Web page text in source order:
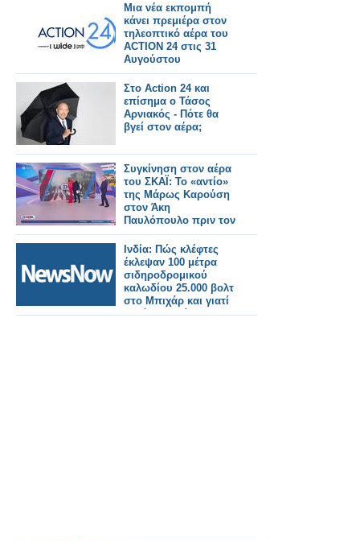
Μια νέα εκπομπή
κάνει πρεμιέρα στον
τηλεοπτικό αέρα του
ACTION 24 στις 31
Αυγούστου
Στο Action 24 και
επίσημα ο Τάσος
Αρνιακός - Πότε θα
βγεί στον αέρα;
Συγκίνηση στον αέρα
του ΣΚΑΪ: Το «αντίο»
της Μάρως Καρούση
στον Άκη
Παυλόπουλο πριν τον
ΑΝΤ1
Ινδία: Πώς κλέφτες
έκλεψαν 100 μέτρα
σιδηροδρομικού
καλωδίου 25.000 βολτ
στο Μπιχάρ και γιατί
αυτό συμβαίνει